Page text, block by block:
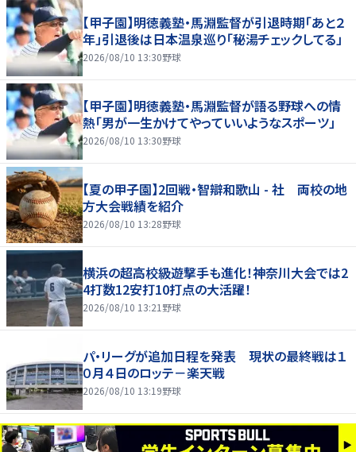
【甲子園】明徳義塾・馬淵監督が引退時期「あと２
年」引退後は日本温泉巡り「秘湯チェックしてる」
2026/08/10 13:30野球
【甲子園】明徳義塾・馬淵監督が語る野球への情
熱「男が一生かけてやっていいようなスポーツ」
2026/08/10 13:30野球
【夏の甲子園】2回戦・智辯和歌山 - 社 両校の地
方大会戦績を紹介
2026/08/10 13:28野球
横浜の超高校級遊撃手も進化！神奈川大会では2
4打数12安打10打点の大活躍！
2026/08/10 13:21 野球
パ・リーグが追加日程を発表 現状の最終戦は１
０月４日のロッテ－楽天戦
2026/08/10 13:19野球